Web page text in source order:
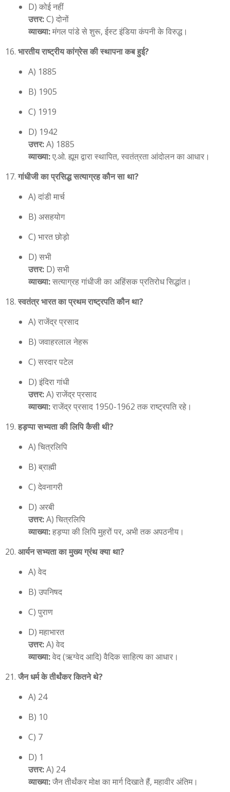
D) कोई नहीं
उत्तर:C) दोनों
व्याख्या:मंगल पांडे से शुरू, ईस्ट इंडिया कंपनी के विरुद्ध।
भारतीय राष्ट्रीय कांग्रेस की स्थापना कब हुई?
A) 1885
B) 1905
C) 1919
D) 1942
उत्तर:A) 1885
व्याख्या:ए.ओ. ह्यूम द्वारा स्थापित, स्वतंत्रता आंदोलन का आधार।
गांधीजी का प्रसिद्ध सत्याग्रह कौन सा था?
A) दांडी मार्च
B) असहयोग
C) भारत छोड़ो
D) सभी
उत्तर: D) सभी
व्याख्या:सत्याग्रह गांधीजी का अहिंसक प्रतिरोध सिद्धांत।
स्वतंत्र भारत का प्रथम राष्ट्रपति कौन था?
A) राजेंद्र प्रसाद
B) जवाहरलाल नेहरू
C) सरदार पटेल
D) इंदिरा गांधी
उत्तर:A) राजेंद्र प्रसाद
व्याख्या:राजेंद्र प्रसाद 1950-1962 तक राष्ट्रपति रहे।
हड़प्पा सभ्यता की लिपि कैसी थी?
A) चित्रलिपि
B) ब्राह्मी
C) देवनागरी
D) अरबी
उत्तर:A) चित्रलिपि
व्याख्या:हड़प्पा की लिपि मुहरों पर, अभी तक अपठनीय।
आर्यन सभ्यता का मुख्य ग्रंथ क्या था?
A) वेद
B) उपनिषद
C) पुराण
D) महाभारत
उत्तर:A) वेद
व्याख्या:वेद (ऋग्वेद आदि) वैदिक साहित्य का आधार।
जैन धर्म के तीर्थंकर कितने थे?
A) 24
B) 10
C) 7
D) 1
उत्तर:A) 24
व्याख्या:जैन तीर्थंकर मोक्ष का मार्ग दिखाते हैं, महावीर अंतिम।